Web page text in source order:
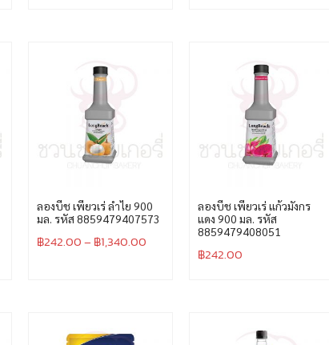
ลองบีช เพียวเร่ ลำไย 900
มล. รหัส 8859479407573
฿242.00– ฿1,340.00
ลองบีช เพียวเร่ แก้วมังกร
แดง 900 มล. รหัส
8859479408051
฿242.00